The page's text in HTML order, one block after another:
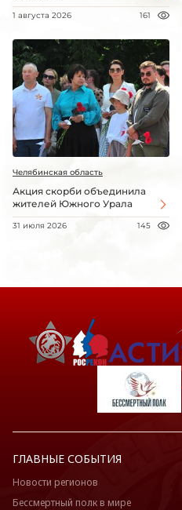
1 августа 2026 161
Челябинская область
Акция скорби объединила
жителей Южного Урала
31 июля 2026 145
ГЛАВНЫЕ СОБЫТИЯ
Новости регионов
Бессмертный полк в мире